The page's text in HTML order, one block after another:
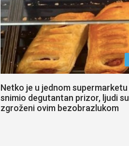
Netko je u jednom supermarketu
snimio degutantan prizor, ljudi su
zgroženi ovim bezobrazlukom